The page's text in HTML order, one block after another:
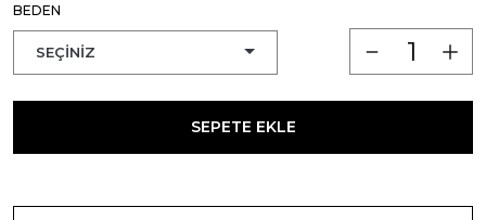
BEDEN
SEPETE EKLE